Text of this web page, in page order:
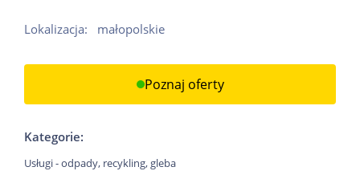
Lokalizacja: małopolskie
Poznaj oferty
Kategorie:
Usługi - odpady, recykling, gleba